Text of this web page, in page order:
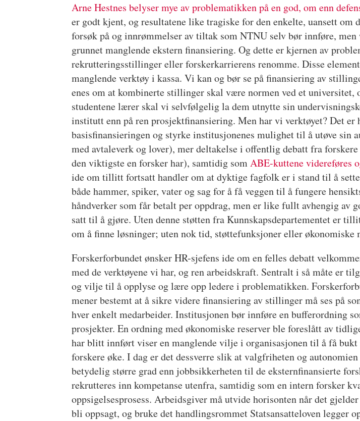
Arne Hestnes belyser mye av problematikken på en god, om enn
er godt kjent, og resultatene like tragiske for den enkelte, uansett om
forsøk på og innrømmelser av tiltak som NTNU selv bør innføre,
grunnet manglende ekstern finansiering. Og dette er kjernen av
rekrutteringsstillinger eller forskerkarrierens renomme. Disse
manglende verktøy i kassa. Vi kan og bør se på finansiering av
enes om at kombinerte stillinger skal være normen ved et
studentene lærer skal vi selvfølgelig la dem utnytte sin
institutt enn på ren prosjektfinansiering. Men har vi verktøyet? Det
basisfinansieringen og styrke institusjonenes mulighet til å utøve
med avtaleverk og lover), mer deltakelse i offentlig debatt fra
den viktigste en forsker har), samtidig somABE-kuttene videreføres
ide om tillitt fortsatt handler om at dyktige fagfolk er i stand til å
både hammer, spiker, vater og sag for å få veggen til å fungere
håndverker som får betalt per oppdrag, men er like fullt avhengig av
satt til å gjøre. Uten denne støtten fra Kunnskapsdepartementet er
om å finne løsninger; uten nok tid, støttefunksjoner eller økonomiske
Forskerforbundet ønsker HR-sjefens ide om en felles debatt
med de verktøyene vi har, og ren arbeidskraft. Sentralt i så måte er
og vilje til å opplyse og lære opp ledere i problematikken.
mener bestemt at å sikre videre finansiering av stillinger må ses på
hver enkelt medarbeider. Institusjonen bør innføre en bufferordning
prosjekter. En ordning med økonomiske reserver ble foreslått av
har blitt innført viser en manglende vilje i organisasjonen til å få
forskere øke. I dag er det dessverre slik at valgfriheten og
betydelig større grad enn jobbsikkerheten til de eksternfinansierte
rekrutteres inn kompetanse utenfra, samtidig som en intern forsker
oppsigelsesprosess. Arbeidsgiver må utvide horisonten når det
bli oppsagt, og bruke det handlingsrommet Statsansatteloven legger